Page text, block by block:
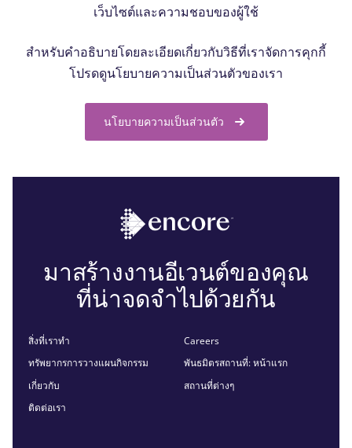
เว็บไซต์และความชอบของผู้ใช้
สำหรับคำอธิบายโดยละเอียดเกี่ยวกับวิธีที่เราจัดการคุกกี้
โปรดดูนโยบายความเป็นส่วนตัวของเรา
นโยบายความเป็นส่วนตัว
มาสร้างงานอีเวนต์ของคุณ
ที่น่าจดจำไปด้วยกัน
สิ่งที่เราทำ
ทรัพยากรการวางแผนกิจกรรม
เกี่ยวกับ
ติดต่อเรา
Careers
พันธมิตรสถานที่: หน้าแรก
สถานที่ต่างๆ